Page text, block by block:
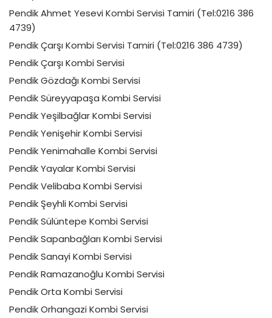
Pendik Ahmet Yesevi Kombi Servisi Tamiri (Tel:0216 386
4739)
Pendik Çarşı Kombi Servisi Tamiri (Tel:0216 386 4739)
Pendik Çarşı Kombi Servisi
Pendik Gözdağı Kombi Servisi
Pendik Süreyyapaşa Kombi Servisi
Pendik Yeşilbağlar Kombi Servisi
Pendik Yenişehir Kombi Servisi
Pendik Yenimahalle Kombi Servisi
Pendik Yayalar Kombi Servisi
Pendik Velibaba Kombi Servisi
Pendik Şeyhli Kombi Servisi
Pendik Sülüntepe Kombi Servisi
Pendik Sapanbağları Kombi Servisi
Pendik Sanayi Kombi Servisi
Pendik Ramazanoğlu Kombi Servisi
Pendik Orta Kombi Servisi
Pendik Orhangazi Kombi Servisi